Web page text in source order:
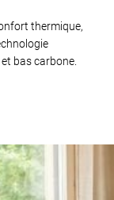
thermique,
bas carbone.